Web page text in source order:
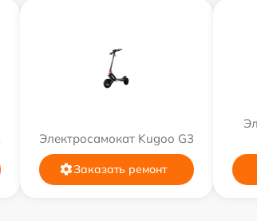
Электросамокат Kugoo G3
Заказать ремонт